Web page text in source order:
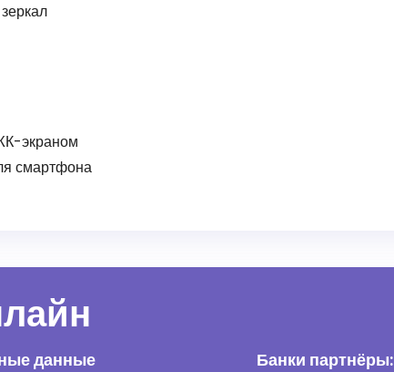
экраном
смартфона
данные Банки партнёры: